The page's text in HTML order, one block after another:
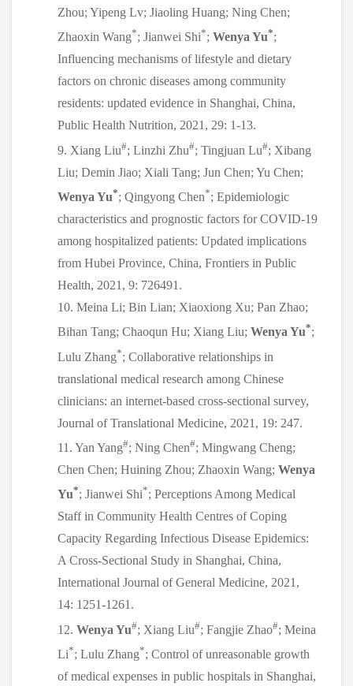
Zhou; Yipeng Lv; Jiaoling Huang; Ning Chen;
Zhaoxin Wang*; Jianwei Shi*; Wenya Yu*;
Influencing mechanisms of lifestyle and dietary
factors on chronic diseases among community
residents: updated evidence in Shanghai, China,
Public Health Nutrition, 2021, 29: 1-13.
9. Xiang Liu#; Linzhi Zhu#; Tingjuan Lu#; Xibang
Liu; Demin Jiao; Xiali Tang; Jun Chen; Yu Chen;
Wenya Yu*; Qingyong Chen*; Epidemiologic
characteristics and prognostic factors for COVID-19
among hospitalized patients: Updated implications
from Hubei Province, China, Frontiers in Public
Health, 2021, 9: 726491.
10. Meina Li; Bin Lian; Xiaoxiong Xu; Pan Zhao;
Bihan Tang; Chaoqun Hu; Xiang Liu; Wenya Yu*;
Lulu Zhang*; Collaborative relationships in
translational medical research among Chinese
clinicians: an internet-based cross-sectional survey,
Journal of Translational Medicine, 2021, 19: 247.
11. Yan Yang#; Ning Chen#; Mingwang Cheng;
Chen Chen; Huining Zhou; Zhaoxin Wang; Wenya
Yu*; Jianwei Shi*; Perceptions Among Medical
Staff in Community Health Centres of Coping
Capacity Regarding Infectious Disease Epidemics:
A Cross-Sectional Study in Shanghai, China,
International Journal of General Medicine, 2021,
14: 1251-1261.
12. Wenya Yu#; Xiang Liu#; Fangjie Zhao#; Meina
Li*; Lulu Zhang*; Control of unreasonable growth
of medical expenses in public hospitals in Shanghai,